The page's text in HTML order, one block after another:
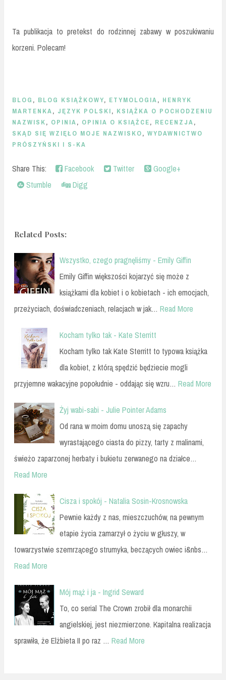
Ta publikacja to pretekst do rodzinnej zabawy w poszukiwaniu
korzeni. Polecam!
BLOG , BLOG KSIĄŻKOWY, ETYMOLOGIA, HENRYK
MARTENKA, JĘZYK POLSKI, KSIĄŻKA O POCHODZENIU
NAZWISK, OPINIA, OPINIA O KSIĄŻCE, RECENZJA,
SKĄD SIĘ WZIĘŁO MOJE NAZWISKO, WYDAWNICTWO
PRÓSZYŃSKI I S-KA
Share This: Facebook Twitter
Google+
Stumble
Digg
Related Posts:
Wszystko, czego pragnęliśmy - Emily Giffin
Emily Giffin większości kojarzyć się może z
książkami dla kobiet i o kobietach - ich emocjach,
przeżyciach, doświadczeniach, relacjach w jak… Read More
Kocham tylko tak - Kate Sterritt
Kocham tylko tak Kate Sterritt to typowa książka
dla kobiet, z którą spędzić będziecie mogli
przyjemne wakacyjne popołudnie - oddając się wzru… Read More
Żyj wabi-sabi - Julie Pointer Adams
Od rana w moim domu unoszą się zapachy
wyrastającego ciasta do pizzy, tarty z malinami,
świeżo zaparzonej herbaty i bukietu zerwanego na działce…
Read More
Cisza i spokój - Natalia Sosin-Krosnowska
Pewnie każdy z nas, mieszczuchów, na pewnym
etapie życia zamarzył o życiu w głuszy, w
towarzystwie szemrzącego strumyka, beczących owiec i&nbs…
Read More
Mój mąż i ja - Ingrid Seward
To, co serial The Crown zrobił dla monarchii
angielskiej, jest niezmierzone. Kapitalna realizacja
sprawiła, że Elżbieta II po raz … Read More